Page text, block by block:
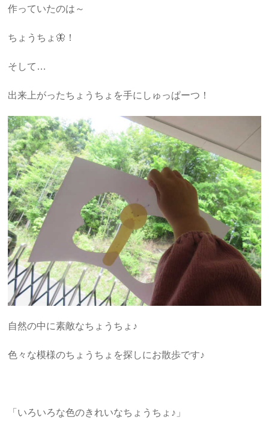
作っていたのは～
ちょうちょ🦋！
そして…
出来上がったちょうちょを手にしゅっぱーつ！
自然の中に素敵なちょうちょ♪
色々な模様のちょうちょを探しにお散歩です♪
「いろいろな色のきれいなちょうちょ♪」